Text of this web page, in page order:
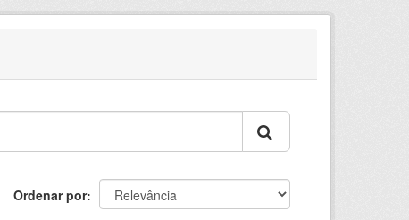
Ordenar por